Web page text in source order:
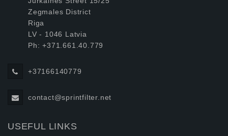
Zegmales District
Riga
LV - 1046 Latvia
Ph: +371.661.40.779
+37166140779
contact@sprintfilter.net
USEFUL LINKS